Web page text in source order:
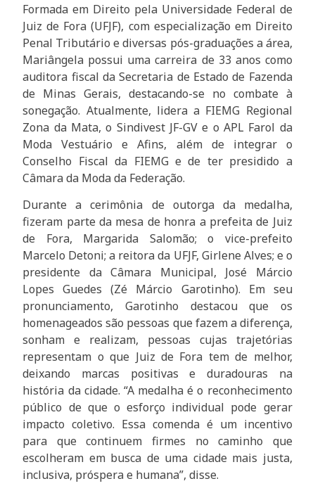
Formada em Direito pela Universidade Federal de
Juiz de Fora (UFJF), com especialização em Direito
Penal Tributário e diversas pós-graduações a área,
Mariângela possui uma carreira de 33 anos como
auditora fiscal da Secretaria de Estado de Fazenda
de Minas Gerais, destacando-se no combate à
sonegação. Atualmente, lidera a FIEMG Regional
Zona da Mata, o Sindivest JF-GV e o APL Farol da
Moda Vestuário e Afins, além de integrar o
Conselho Fiscal da FIEMG e de ter presidido a
Câmara da Moda da Federação.
Durante a cerimônia de outorga da medalha,
fizeram parte da mesa de honra a prefeita de Juiz
de Fora, Margarida Salomão; o vice-prefeito
Marcelo Detoni; a reitora da UFJF, Girlene Alves; e o
presidente da Câmara Municipal, José Márcio
Lopes Guedes (Zé Márcio Garotinho). Em seu
pronunciamento, Garotinho destacou que os
homenageados são pessoas que fazem a diferença,
sonham e realizam, pessoas cujas trajetórias
representam o que Juiz de Fora tem de melhor,
deixando marcas positivas e duradouras na
história da cidade. “A medalha é o reconhecimento
público de que o esforço individual pode gerar
impacto coletivo. Essa comenda é um incentivo
para que continuem firmes no caminho que
escolheram em busca de uma cidade mais justa,
inclusiva, próspera e humana”, disse.